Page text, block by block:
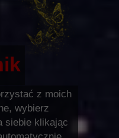
z moich
wybierz
siebie klikając